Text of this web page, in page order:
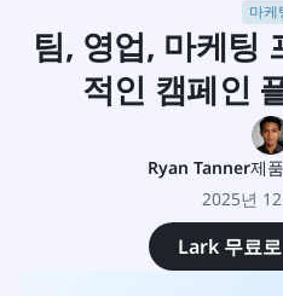
마케
팀, 영업, 마케팅
적인 캠페인
Ryan Tanner제
2025년
Lark 무료